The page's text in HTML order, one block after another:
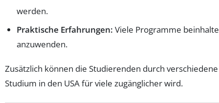
werden.
Praktische Erfahrungen: Viele Programme
anzuwenden.
Zusätzlich können die Studierenden durch
Studium in den USA für viele zugänglicher wird.